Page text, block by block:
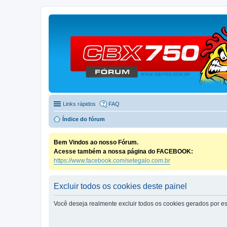
Links rápidos FAQ
Índice do fórum
Bem Vindos ao nosso Fórum.
Acesse também a nossa página do FACEBOOK:
https://www.facebook.com/setegalo.com.br
Excluir todos os cookies deste painel
Você deseja realmente excluir todos os cookies gerados por